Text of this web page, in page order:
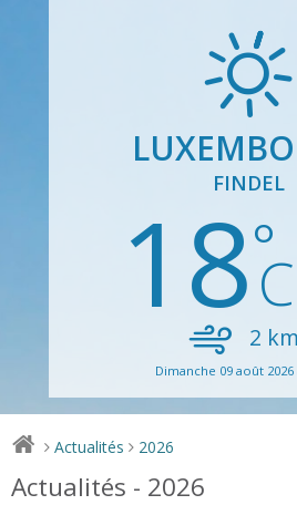
FINDEL
182
Dimanche 09 août 2026
> Actualités > 2026
Actualités - 2026